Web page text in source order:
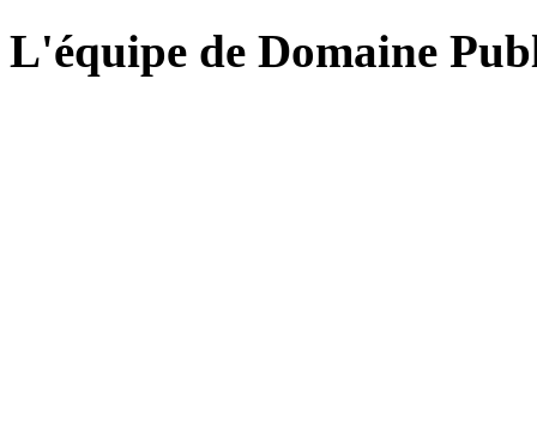
L'équipe de Domaine